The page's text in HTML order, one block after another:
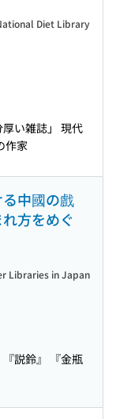
Diet Library
い雑誌」 現代
作家
中國の戲
方をめぐ
Libraries in Japan
『説鈴』 『金瓶